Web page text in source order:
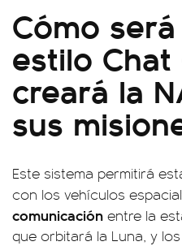
Cómo
estilo Chat
creará la
sus
Este sistema permitirá
con los vehículos
comunicación entre la
que orbitará la Luna, y